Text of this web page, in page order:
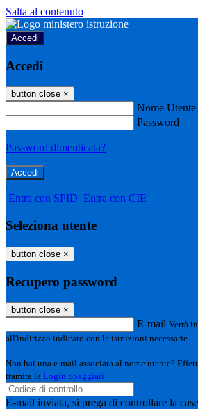
Salta al contenuto
Accedi
Accedi
button close ×
Nome Utente
Password
Password dimenticata?
-
Entra con SPID Entra con CIE
Seleziona utente
button close ×
Recupero password
button close ×
E-mail Verrà
all'indirizzo indicato con le istruzioni necessarie.
Non hai una e-mail associata al nome utente?
tramite la Login Spaggiari
E-mail inviata, si prega di controllare la